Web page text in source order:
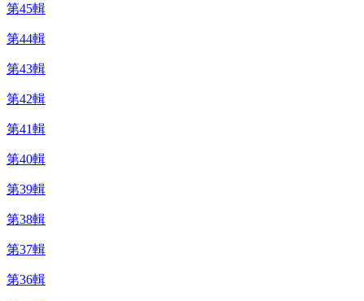
第45輯
第44輯
第43輯
第42輯
第41輯
第40輯
第39輯
第38輯
第37輯
第36輯